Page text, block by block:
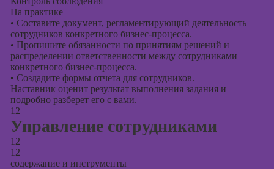
На практике
• Составите документ, регламентирующий деятельность
сотрудников конкретного бизнес-процесса.
• Пропишите обязанности по принятиям решений и
распределении ответственности между сотрудниками
конкретного бизнес-процесса.
• Создадите формы отчета для сотрудников.
Наставник оценит результат выполнения задания и
подробно разберет его с вами.
12
Управление сотрудниками
12
12
содержание и инструменты